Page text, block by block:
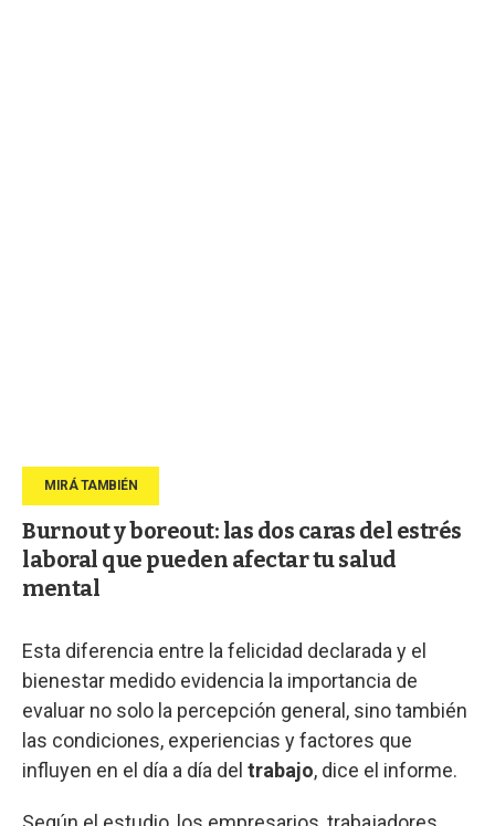
Burnout y boreout: las dos caras del estrés
laboral que pueden afectar tu salud
mental
Esta diferencia entre la felicidad declarada y el
bienestar medido evidencia la importancia de
evaluar no solo la percepción general, sino también
las condiciones, experiencias y factores que
influyen en el día a día del trabajo, dice el informe.